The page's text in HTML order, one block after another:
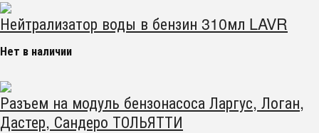
Нейтрализатор воды в бензин 310мл LAVR
Нет в наличии
Разъем на модуль бензонасоса Ларгус, Логан,
Дастер, Сандеро ТОЛЬЯТТИ